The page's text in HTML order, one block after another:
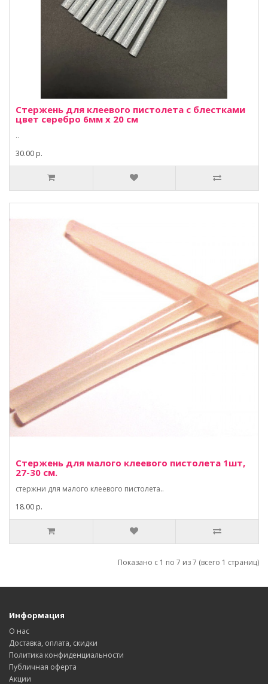
Стержень для клеевого пистолета с блестками
цвет серебро 6мм х 20 см
..
30.00 р.
Стержень для малого клеевого пистолета 1шт,
27-30 см.
стержни для малого клеевого пистолета..
18.00 р.
Показано с 1 по 7 из 7 (всего 1 страниц)
Информация
О нас
Доставка, оплата, скидки
Политика конфиденциальности
Публичная оферта
Акции